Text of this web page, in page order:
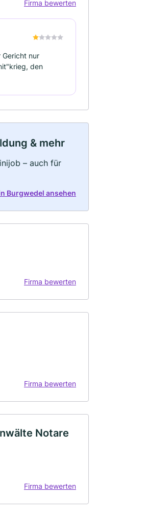
Firma bewerten
Gericht nur
den
& mehr
– auch für
Burgwedel ansehen
Firma bewerten
Firma bewerten
Notare
Firma bewerten